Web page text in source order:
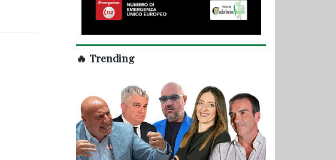
🔥 Trending